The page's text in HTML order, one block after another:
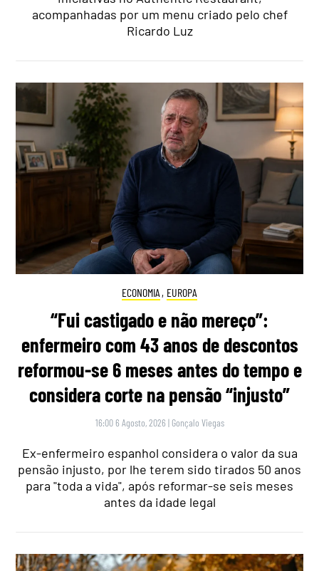
acompanhadas por um menu criado pelo chef
Ricardo Luz
ECONOMIA , EUROPA
“Fui castigado e não mereço”:
enfermeiro com 43 anos de descontos
reformou-se 6 meses antes do tempo e
considera corte na pensão “injusto”
16:00 6 Agosto, 2026 | Gonçalo Viegas
Ex-enfermeiro espanhol considera o valor da sua
pensão injusto, por lhe terem sido tirados 50 anos
para "toda a vida", após reformar-se seis meses
antes da idade legal